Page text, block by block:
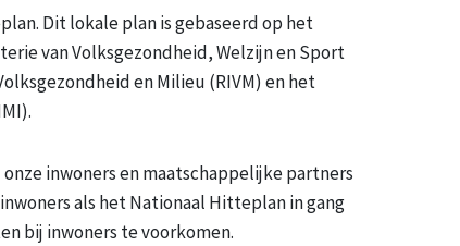
Dit lokale plan is gebaseerd op het
van Volksgezondheid, Welzijn en Sport
en Milieu (RIVM) en het
inwoners en maatschappelijke partners
als het Nationaal Hitteplan in gang
bij inwoners te voorkomen.